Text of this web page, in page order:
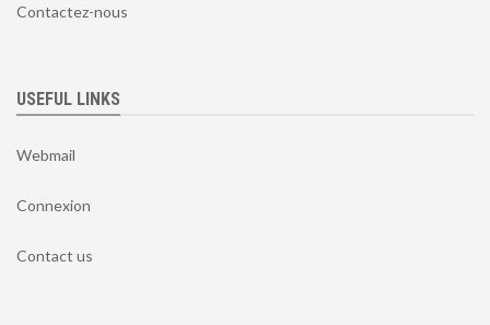
Contactez-nous
USEFUL LINKS
Webmail
Connexion
Contact us